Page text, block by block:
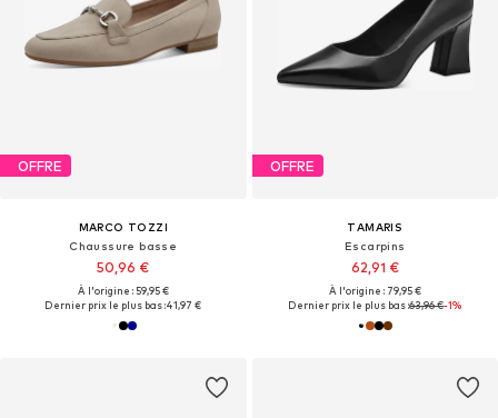
OFFRE
MARCO TOZZI
Chaussure basse
50,96 €
À l'origine : 59,95 €
Dernier prix le plus bas :41,97 €
OFFRE
TAMARIS
Escarpins
62,91 €
À l'origine : 79,95 €
Dernier prix le plus bas :63,96 €-1%